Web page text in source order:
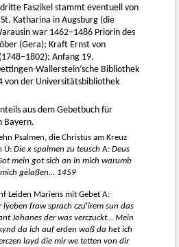
Faszikel stammt eventuell von
Katharina in Augsburg (die
war 1462–1486 Priorin des
(Gera); Kraft Ernst von
Anfang 19.
Wallerstein’sche Bibliothek
von der Universitätsbibliothek
aus dem Gebetbuch für
Bayern.
Psalmen, die Christus am Kreuz
Ü: Die x spalmen zu teusch A: Deus
mein got sich an in mich warumb
gelaßen... 1459
Leiden Mariens mit Gebet A:
lÿeben fraw sprach czuͦ irem sun das
Johanes der was verczuckt... Mein
da ich auf erden waß da het ich
layd die mir we tetten von dir